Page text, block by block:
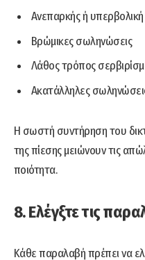
Ανεπαρκής ή
Βρώμικες σωληνώσεις
Λάθος τρόπος
Ακατάλληλες
Η σωστή συντήρηση του
της πίεσης μειώνουν τις
ποιότητα.
8. Ελέγξτε τις
Κάθε παραλαβή πρέπει να